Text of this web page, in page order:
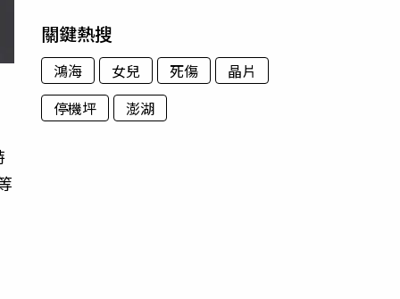
關鍵熱搜
鴻海 女兒 死傷
晶片
停機坪
澎湖